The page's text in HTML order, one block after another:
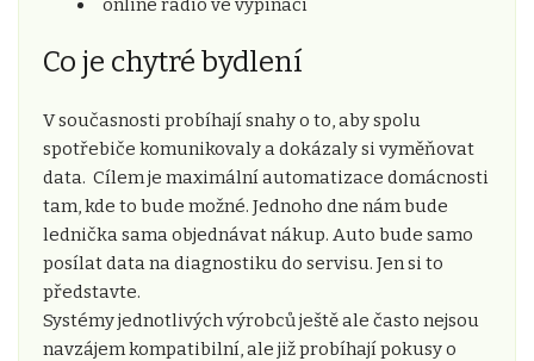
online rádio ve vypínači
Co je chytré bydlení
V současnosti probíhají snahy o to, aby spolu
spotřebiče komunikovaly a dokázaly si vyměňovat
data. Cílem je maximální automatizace domácnosti
tam, kde to bude možné. Jednoho dne nám bude
lednička sama objednávat nákup. Auto bude samo
posílat data na diagnostiku do servisu. Jen si to
představte.
Systémy jednotlivých výrobců ještě ale často nejsou
navzájem kompatibilní, ale již probíhají pokusy o